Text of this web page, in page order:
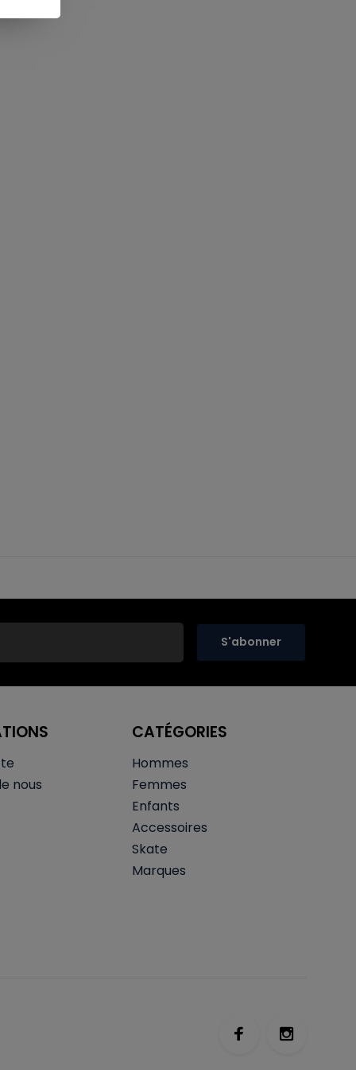
S'abonner
nous
CATÉGORIES
Hommes
Femmes
Enfants
Accessoires
Skate
Marques